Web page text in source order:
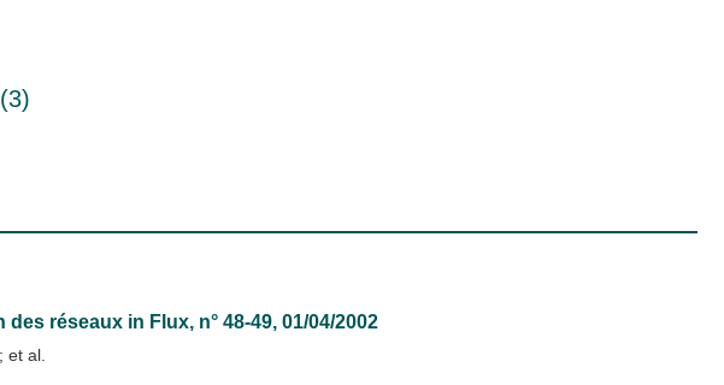
3)
des réseaux in Flux, n° 48-49, 01/04/2002
; et al.